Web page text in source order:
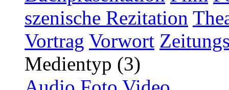
szenische Rezitation
Vortrag Vorwort
Medientyp (3)